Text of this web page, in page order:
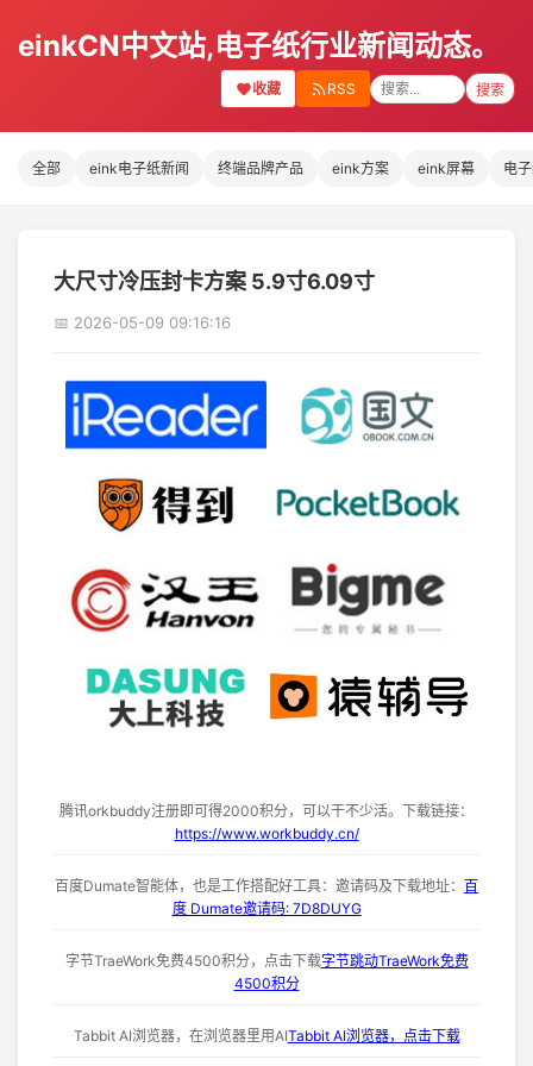
einkCN中文站,电子纸行业新闻动态。
收藏 RSS 搜索
全部 eink电子纸新闻 终端品牌产品 eink方案 eink屏幕 电
大尺寸冷压封卡方案 5.9寸6.09寸
📅 2026-05-09 09:16:16
腾讯orkbuddy注册即可得2000积分，可以干不少活。下载链接：
https://www.workbuddy.cn/
百度Dumate智能体，也是工作搭配好工具：邀请码及下载地址： 百
度 Dumate邀请码: 7D8DUYG
字节TraeWork免费4500积分，点击下载字节跳动TraeWork免费
4500积分
Tabbit AI浏览器，在浏览器里用AITabbit AI浏览器，点击下载